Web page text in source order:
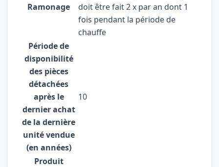
Ramonage
doit être fait 2 x par an dont 1
fois pendant la période de
chauffe
Période de
disponibilité
des pièces
détachées
après le
dernier achat
de la dernière
unité vendue
(en années)
10
Produit